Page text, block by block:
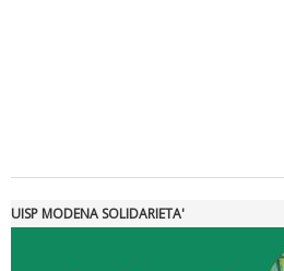
Tiziano Pesce a Radio InBlu2000
UISP MODENA SOLIDARIETA'